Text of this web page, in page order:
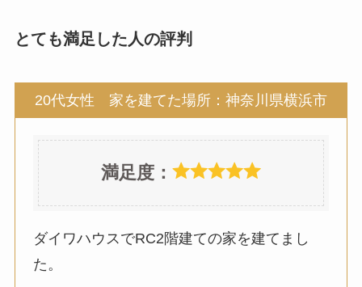
とても満足した人の評判
20代女性 家を建てた場所：神奈川県横浜市
満足度：
ダイワハウスでRC2階建ての家を建てまし
た。